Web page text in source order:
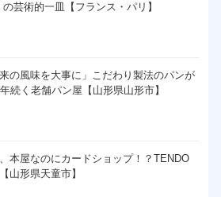
の芸術的一皿【フランス・パリ】
来の風味を大事に」こだわり製法のパンが
続く老舗パン屋【山形県山形市】
本屋なのにカードショップ！？TENDO
山形県天童市】